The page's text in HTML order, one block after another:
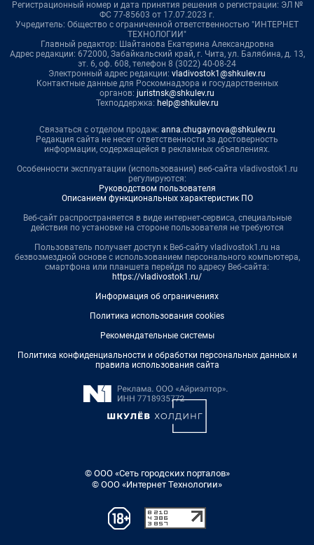
Регистрационный номер и дата принятия решения о регистрации: ЭЛ №
ФС 77-85603 от 17.07.2023 г.
Учредитель: Общество с ограниченной ответственностью "ИНТЕРНЕТ
ТЕХНОЛОГИИ"
Главный редактор: Шайтанова Екатерина Александровна
Адрес редакции: 672000, Забайкальский край, г. Чита, ул. Балябина, д. 13,
эт. 6, оф. 608, телефон 8 (3022) 40-08-24
Электронный адрес редакции: vladivostok1@shkulev.ru
Контактные данные для Роскомнадзора и государственных
органов: juristnsk@shkulev.ru
Техподдержка: help@shkulev.ru
Связаться с отделом продаж: anna.chugaynova@shkulev.ru
Редакция сайта не несет ответственности за достоверность
информации, содержащейся в рекламных объявлениях.
Особенности эксплуатации (использования) веб-сайта vladivostok1.ru
регулируются:
Руководством пользователя
Описанием функциональных характеристик ПО
Веб-сайт распространяется в виде интернет-сервиса, специальные
действия по установке на стороне пользователя не требуются
Пользователь получает доступ к Веб-сайту vladivostok1.ru на
безвозмездной основе с использованием персонального компьютера,
смартфона или планшета перейдя по адресу Веб-сайта:
https://vladivostok1.ru/
Информация об ограничениях
Политика использования cookies
Рекомендательные системы
Политика конфиденциальности и обработки персональных данных и
правила использования сайта
© ООО «Сеть городских порталов»
© ООО «Интернет Технологии»